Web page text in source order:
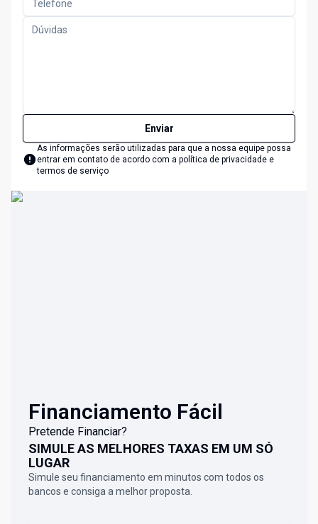
Enviar
As informações serão utilizadas para que a nossa equipe possa
entrar em contato de acordo com a política de privacidade e
termos de serviço
Financiamento Fácil
Pretende Financiar?
SIMULE AS MELHORES TAXAS EM UM SÓ
LUGAR
Simule seu financiamento em minutos com todos os
bancos e consiga a melhor proposta.